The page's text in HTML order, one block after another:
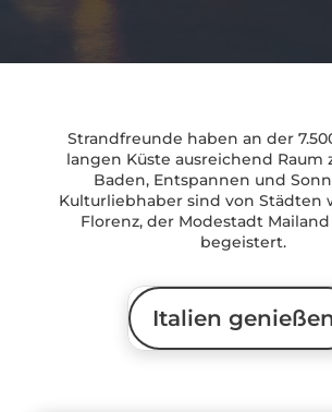
Strandfreunde haben an der
langen Küste ausreichend Raum
Baden, Entspannen und
Kulturliebhaber sind von Städten
Florenz, der Modestadt
begeistert.
Italien